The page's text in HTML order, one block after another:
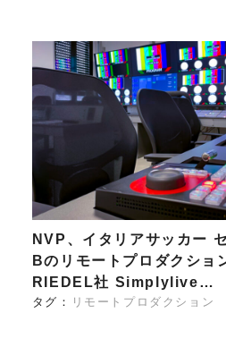
Source
Audio
RIEDEL
NVP、イタリアサッカー
Bのリモートプロダクショ
RIEDEL社 Simplylive…
タグ： リモートプロダクション